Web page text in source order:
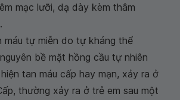
mạc lưỡi, dạ dày kèm thâm
máu tự miễn do tự kháng thể
bề mặt hồng cầu tự nhiên
tan máu cấp hay mạn, xảy ra ở
thường xảy ra ở trẻ em sau một